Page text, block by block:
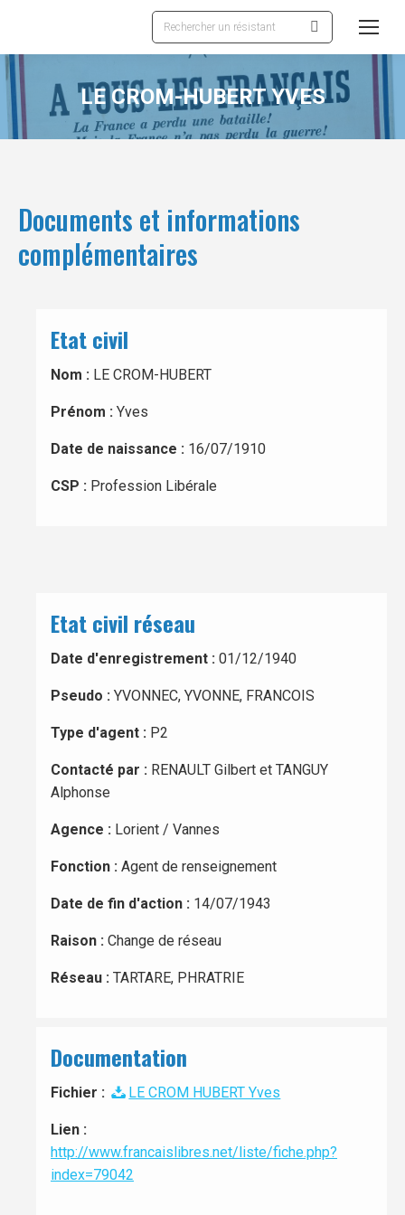
Recherche
:
LE CROM-HUBERT YVES
Documents et informations
complémentaires
Etat civil
Nom : LE CROM-HUBERT
Prénom : Yves
Date de naissance : 16/07/1910
CSP : Profession Libérale
Etat civil réseau
Date d'enregistrement : 01/12/1940
Pseudo : YVONNEC, YVONNE, FRANCOIS
Type d'agent : P2
Contacté par : RENAULT Gilbert et TANGUY
Alphonse
Agence : Lorient / Vannes
Fonction : Agent de renseignement
Date de fin d'action : 14/07/1943
Raison : Change de réseau
Réseau : TARTARE, PHRATRIE
Documentation
Fichier : LE CROM HUBERT Yves
Lien :
http://www.francaislibres.net/liste/fiche.php?
index=79042